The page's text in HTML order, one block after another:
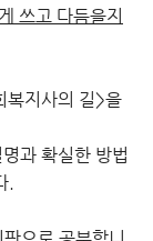
쓰고 다듬을지
복지사의 길>을
과 확실한 방법
.